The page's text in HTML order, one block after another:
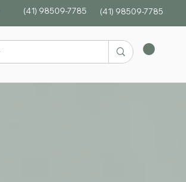
(41) 98509-7785 (41) 98509-7785